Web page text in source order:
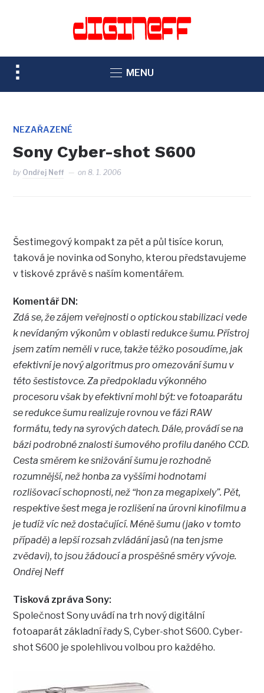
TOGGLE
SIDEBAR
NAVIGATION
MENU
NEZAŘAZENÉ
Sony Cyber-shot S600
by Ondřej Neff on8. 1. 2006
Šestimegový kompakt za pět a půl tisíce korun,
taková je novinka od Sonyho, kterou představujeme
v tiskové zprávě s naším komentářem.
Komentář DN:
Zdá se, že zájem veřejnosti o optickou stabilizaci vede
k nevídaným výkonům v oblasti redukce šumu. Přístroj
jsem zatím neměli v ruce, takže těžko posoudíme, jak
efektivní je nový algoritmus pro omezování šumu v
této šestistovce. Za předpokladu výkonného
procesoru však by efektivní mohl být: ve fotoaparátu
se redukce šumu realizuje rovnou ve fázi RAW
formátu, tedy na syrových datech. Dále, provádí se na
bázi podrobné znalosti šumového profilu daného CCD.
Cesta směrem ke snižování šumu je rozhodně
rozumnější, než honba za vyššími hodnotami
rozlišovací schopnosti, než “hon za megapixely”. Pět,
respektive šest mega je rozlišení na úrovni kinofilmu a
je tudíž víc než dostačující. Méně šumu (jako v tomto
případě) a lepší rozsah zvládání jasů (na ten jsme
zvědavi), to jsou žádoucí a prospěšné směry vývoje.
Ondřej Neff
Tisková zpráva Sony:
Společnost Sony uvádí na trh nový digitální
fotoaparát základní řady S, Cyber-shot S600. Cyber-
shot S600 je spolehlivou volbou pro každého.